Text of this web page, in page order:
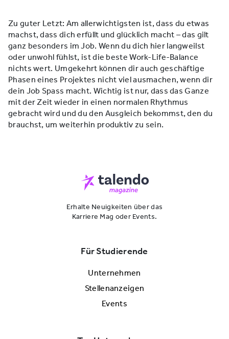
Zu guter Letzt: Am allerwichtigsten ist, dass du etwas
machst, dass dich erfüllt und glücklich macht – das gilt
ganz besonders im Job. Wenn du dich hier langweilst
oder unwohl fühlst, ist die beste Work-Life-Balance
nichts wert. Umgekehrt können dir auch geschäftige
Phasen eines Projektes nicht viel ausmachen, wenn dir
dein Job Spass macht. Wichtig ist nur, dass das Ganze
mit der Zeit wieder in einen normalen Rhythmus
gebracht wird und du den Ausgleich bekommst, den du
brauchst, um weiterhin produktiv zu sein.
Erhalte Neuigkeiten über das
Karriere Mag oder Events.
Für Studierende
Unternehmen
Stellenanzeigen
Events